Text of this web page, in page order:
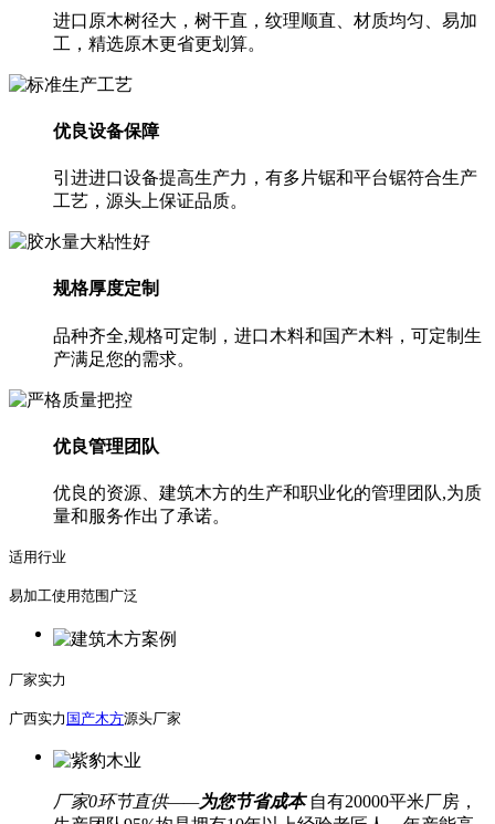
进口原木树径大，树干直，纹理顺直、材质均匀、易加
工，精选原木更省更划算。
优良设备保障
引进进口设备提高生产力，有多片锯和平台锯符合生产
工艺，源头上保证品质。
规格厚度定制
品种齐全,规格可定制，进口木料和国产木料，可定制生
产满足您的需求。
优良管理团队
优良的资源、建筑木方的生产和职业化的管理团队,为质
量和服务作出了承诺。
适用行业
易加工使用范围广泛
厂家实力
广西实力 国产木方源头厂家
厂家0环节直供——为您节省成本 自有20000平米厂房，